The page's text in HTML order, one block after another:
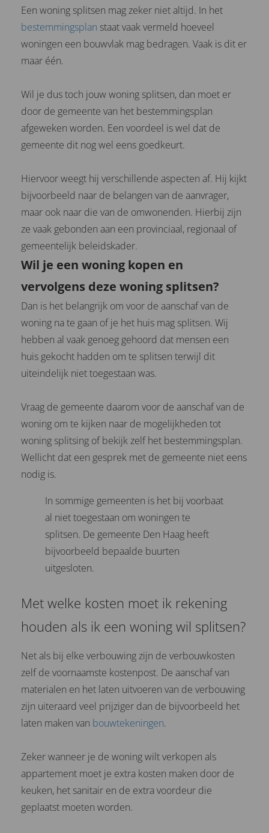
Een woning splitsen mag zeker niet altijd. In het
bestemmingsplan staat vaak vermeld hoeveel
woningen een bouwvlak mag bedragen. Vaak is dit er
maar één.
Wil je dus toch jouw woning splitsen, dan moet er
door de gemeente van het bestemmingsplan
afgeweken worden. Een voordeel is wel dat de
gemeente dit nog wel eens goedkeurt.
Hiervoor weegt hij verschillende aspecten af. Hij kijkt
bijvoorbeeld naar de belangen van de aanvrager,
maar ook naar die van de omwonenden. Hierbij zijn
ze vaak gebonden aan een provinciaal, regionaal of
gemeentelijk beleidskader.
Wil je een woning kopen en
vervolgens deze woning splitsen?
Dan is het belangrijk om voor de aanschaf van de
woning na te gaan of je het huis mag splitsen. Wij
hebben al vaak genoeg gehoord dat mensen een
huis gekocht hadden om te splitsen terwijl dit
uiteindelijk niet toegestaan was.
Vraag de gemeente daarom voor de aanschaf van de
woning om te kijken naar de mogelijkheden tot
woning splitsing of bekijk zelf het bestemmingsplan.
Wellicht dat een gesprek met de gemeente niet eens
nodig is.
In sommige gemeenten is het bij voorbaat
al niet toegestaan om woningen te
splitsen. De gemeente Den Haag heeft
bijvoorbeeld bepaalde buurten
uitgesloten.
Met welke kosten moet ik rekening
houden als ik een woning wil splitsen?
Net als bij elke verbouwing zijn de verbouwkosten
zelf de voornaamste kostenpost. De aanschaf van
materialen en het laten uitvoeren van de verbouwing
zijn uiteraard veel prijziger dan de bijvoorbeeld het
laten maken van bouwtekeningen.
Zeker wanneer je de woning wilt verkopen als
appartement moet je extra kosten maken door de
keuken, het sanitair en de extra voordeur die
geplaatst moeten worden.